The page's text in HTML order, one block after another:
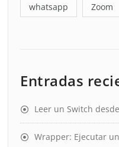
whatsapp Zoom
Entradas
Leer un Switch
Wrapper: Ejecutar